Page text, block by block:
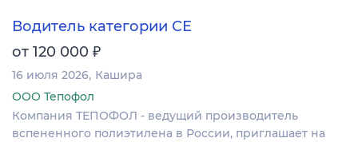
Водитель категории СЕ
от 120 000 ₽
16 июля 2026 Кашира
ООО Тепофол
Компания ТЕПОФОЛ - ведущий производитель
вспененного полиэтилена в России, приглашает на